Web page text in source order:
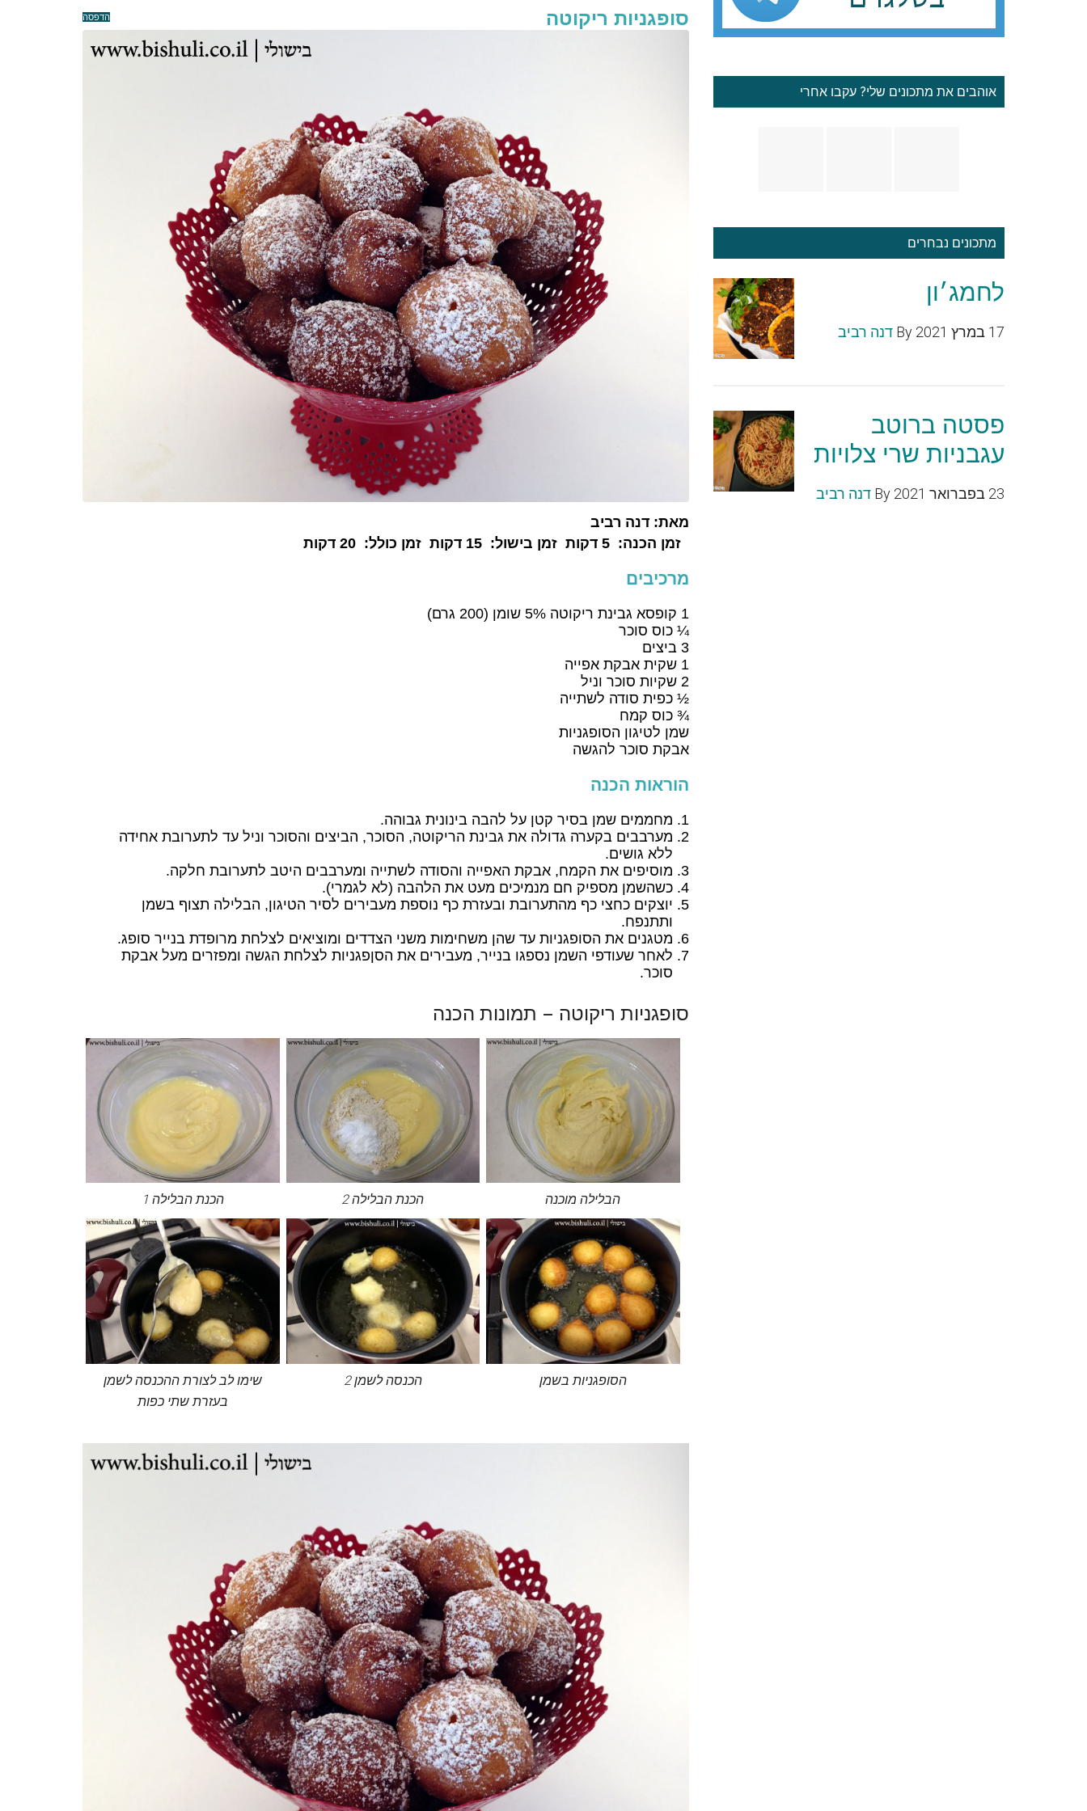
הדפסה סופגניות ריקוטה
מאת: דנה רביב
זמן הכנה: 5 דקות זמן בישול: 15 דקות זמן כולל: 20 דקות
מרכיבים
1 קופסא גבינת ריקוטה 5% שומן (200 גרם)
¼ כוס סוכר
3 ביצים
1 שקית אבקת אפייה
2 שקיות סוכר וניל
½ כפית סודה לשתייה
¾ כוס קמח
שמן לטיגון הסופגניות
אבקת סוכר להגשה
הוראות הכנה
מחממים שמן בסיר קטן על להבה בינונית גבוהה.
מערבבים בקערה גדולה את גבינת הריקוטה, הסוכר, הביצים והסוכר וניל עד לתערובת אחידה
ללא גושים.
מוסיפים את הקמח, אבקת האפייה והסודה לשתייה ומערבבים היטב לתערובת חלקה.
כשהשמן מספיק חם מנמיכים מעט את הלהבה (לא לגמרי).
יוצקים כחצי כף מהתערובת ובעזרת כף נוספת מעבירים לסיר הטיגון, הבלילה תצוף בשמן
ותתנפח.
מטגנים את הסופגניות עד שהן משחימות משני הצדדים ומוציאים לצלחת מרופדת בנייר סופג.
לאחר שעודפי השמן נספגו בנייר, מעבירים את הסןפגניות לצלחת הגשה ומפזרים מעל אבקת
סוכר.
סופגניות ריקוטה – תמונות הכנה
הכנת הבלילה 1 הכנת הבלילה 2 הבלילה מוכנה
שימו לב לצורת ההכנסה לשמן
בעזרת שתי כפות
הכנסה לשמן 2 הסופגניות בשמן
אוהבים את מתכונים שלי? עקבו אחרי
מתכונים נבחרים
לחמג׳ון
17 במרץ 2021 דנה רביב
פסטה ברוטב
עגבניות שרי צלויות
23 בפברואר 2021 דנה רביב